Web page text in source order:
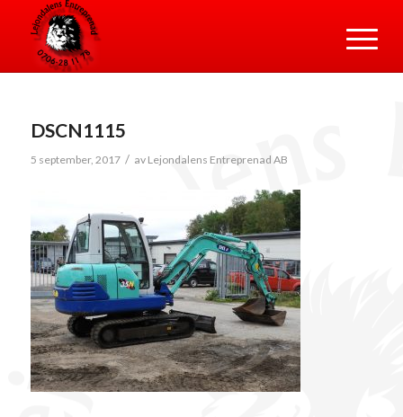
DSCN1115
5 september, 2017 / av Lejondalens Entreprenad AB